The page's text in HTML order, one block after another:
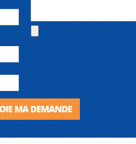
MA DEMANDE